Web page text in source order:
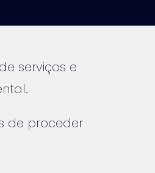
serviços e
de proceder